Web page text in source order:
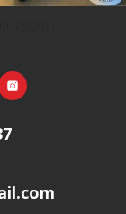
15:00)